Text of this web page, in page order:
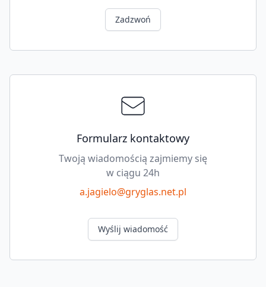
Zadzwoń
Formularz kontaktowy
Twoją wiadomością zajmiemy się
w ciągu 24h
a.jagielo@gryglas.net.pl
Wyślij wiadomość